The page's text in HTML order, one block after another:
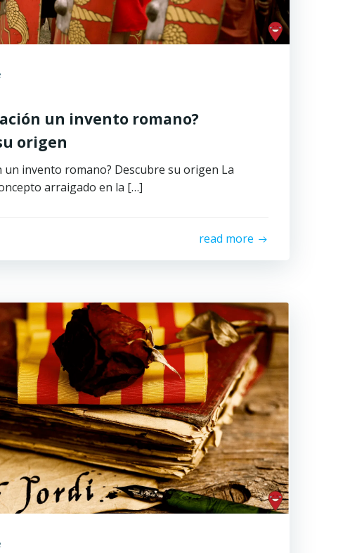
un invento romano?
origen
un invento romano? Descubre su origen La
arraigado en la […]
read more